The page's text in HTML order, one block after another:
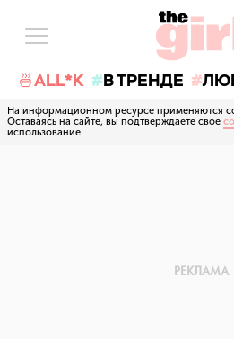
🍜ALL*K В ТРЕНДЕ
На информационном ресурсе применяются
Оставаясь на сайте, вы подтверждаете свое
использование.